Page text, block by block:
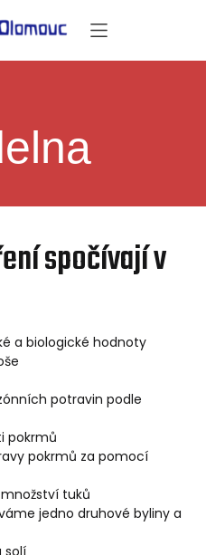
spočívají v
a biologické hodnoty
potravin podle
pokrmů
pokrmů za pomocí
tuků
jedno druhové byliny a
solí